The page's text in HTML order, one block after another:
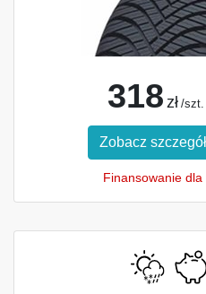
318 zł /szt.
Zobacz
Finansowanie dla